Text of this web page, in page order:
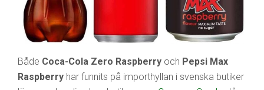
Både Coca-Cola Zero Raspberry och Pepsi Max
Raspberry har funnits på importhyllan i svenska butiker